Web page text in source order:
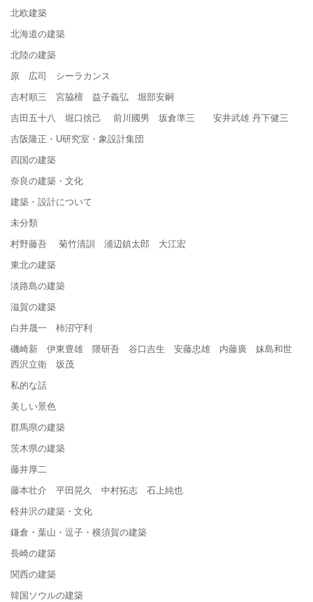
北欧建築
北海道の建築
北陸の建築
原 広司 シーラカンス
吉村順三 宮脇檀 益子義弘 堀部安嗣
吉田五十八 堀口捨己 前川國男 坂倉準三 安井武雄 丹下健三
吉阪隆正・U研究室・象設計集団
四国の建築
奈良の建築・文化
建築・設計について
未分類
村野藤吾 菊竹清訓 浦辺鎮太郎 大江宏
東北の建築
淡路島の建築
滋賀の建築
白井晟一 柿沼守利
磯崎新 伊東豊雄 隈研吾 谷口吉生 安藤忠雄 内藤廣 妹島和世
西沢立衛 坂茂
私的な話
美しい景色
群馬県の建築
茨木県の建築
藤井厚二
藤本壮介 平田晃久 中村拓志 石上純也
軽井沢の建築・文化
鎌倉・葉山・逗子・横須賀の建築
長崎の建築
関西の建築
韓国ソウルの建築